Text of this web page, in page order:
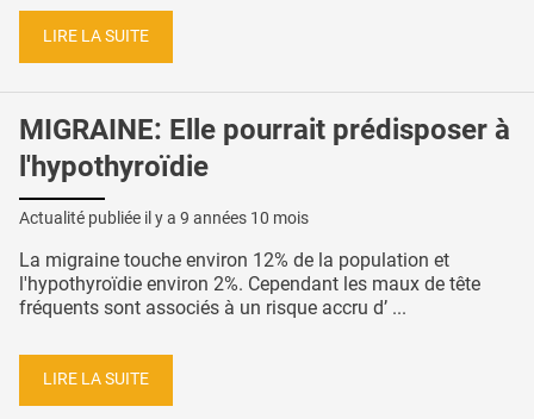
LIRE LA SUITE
MIGRAINE: Elle pourrait prédisposer à
l'hypothyroïdie
Actualité publiée il y a 9 années 10 mois
La migraine touche environ 12% de la population et
l'hypothyroïdie environ 2%. Cependant les maux de tête
fréquents sont associés à un risque accru d’ ...
LIRE LA SUITE